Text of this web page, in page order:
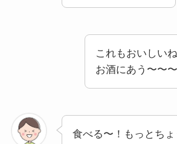
これもおいしいね
お酒にあう〜〜〜
食べる〜！もっとち